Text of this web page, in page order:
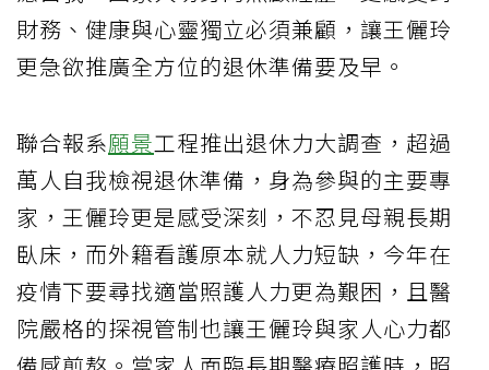
財務、健康與心靈獨立必須兼顧，讓王儷玲
更急欲推廣全方位的退休準備要及早。
聯合報系願景工程推出退休力大調查，超過
萬人自我檢視退休準備，身為參與的主要專
家，王儷玲更是感受深刻，不忍見母親長期
臥床，而外籍看護原本就人力短缺，今年在
疫情下要尋找適當照護人力更為艱困，且醫
院嚴格的探視管制也讓王儷玲與家人心力都